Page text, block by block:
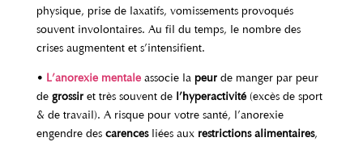
physique, prise de laxatifs, vomissements provoqués
souvent involontaires. Au fil du temps, le nombre des
crises augmentent et s’intensifient.
• L’anorexie mentaleassocie la peurde manger par peur
de grossiret très souvent de l’hyperactivité(excès de sport
& de travail). A risque pour votre santé, l’anorexie
engendre des carencesliées aux restrictions alimentaires,